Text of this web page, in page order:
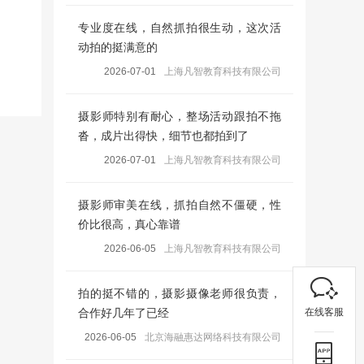
专业度在线，自然抓拍很生动，这次活
动拍的挺满意的
2026-07-01 上海凡智教育科技有限公司
摄影师特别有耐心，整场活动跟拍不拖
沓，成片出得快，细节也都拍到了
2026-07-01 上海凡智教育科技有限公司
摄影师审美在线，抓拍自然不僵硬，性
价比很高，真心靠谱
2026-06-05 上海凡智教育科技有限公司
拍的挺不错的，摄影摄像老师很负责，
合作好几年了已经
2026-06-05 北京海融惠达网络科技有限公司
在线客服